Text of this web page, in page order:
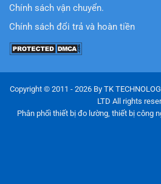
Chính sách vận chuyển.
Chính sách đổi trả và hoàn tiền
Copyright © 2011 - 2026 By TK
LTD All rights
Phân phối thiết bị đo lường, thiết bị công